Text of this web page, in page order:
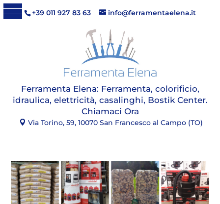
+39 011 927 83 63 info@ferramentaelena.it
Ferramenta Elena: Ferramenta, colorificio,
idraulica, elettricità, casalinghi, Bostik Center.
Chiamaci Ora
Via Torino, 59, 10070 San Francesco al Campo (TO)